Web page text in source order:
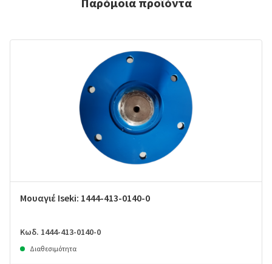
Μουαγιέ Iseki: 1444-413-0140-0
Κωδ. 1444-413-0140-0
Διαθεσιμότητα